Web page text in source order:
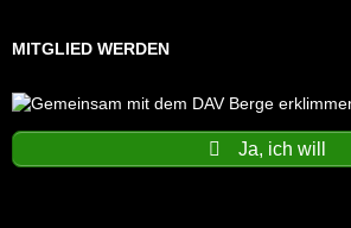
MITGLIED WERDEN
Ja, ich will